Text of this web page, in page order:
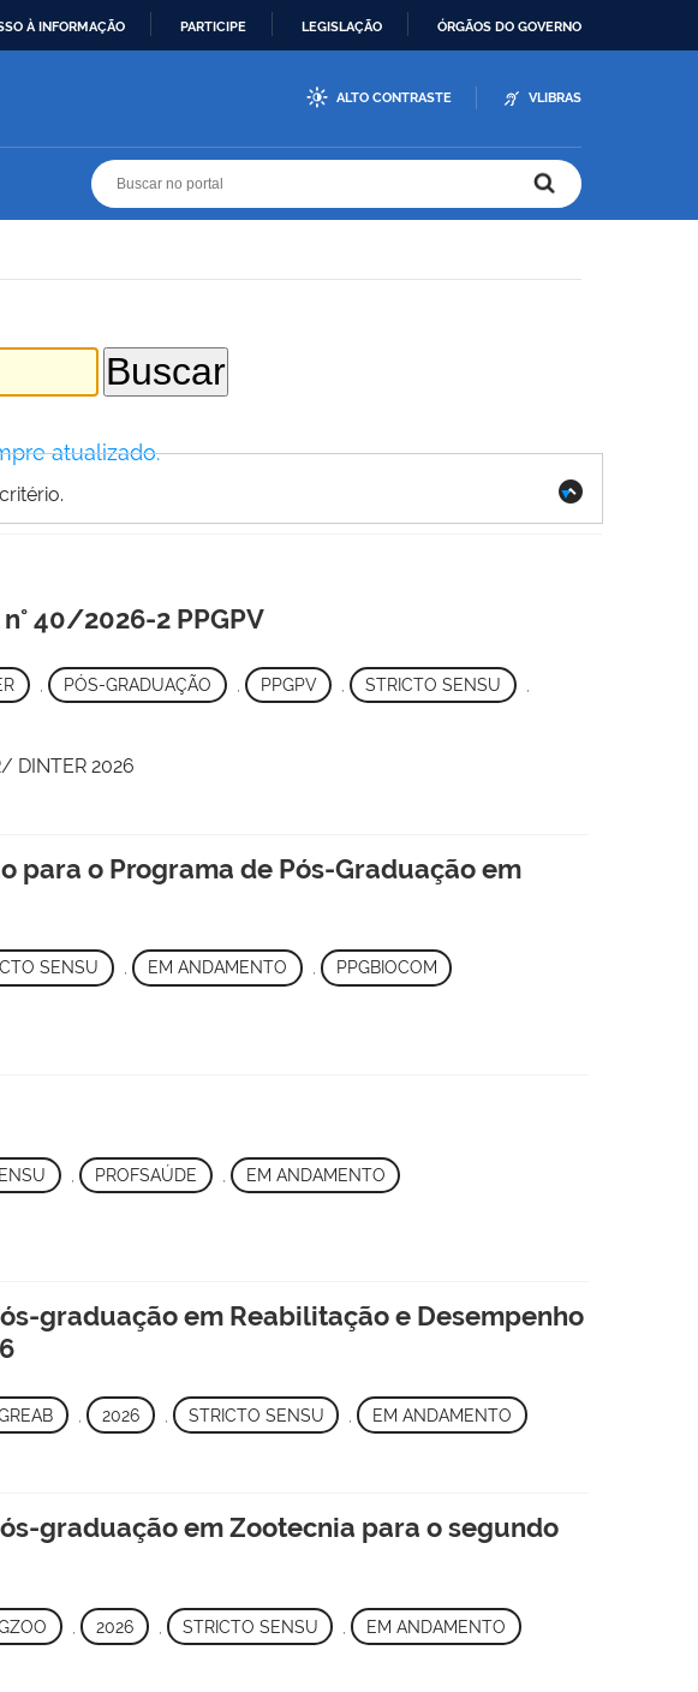
À INFORMAÇÃO PARTICIPE LEGISLAÇÃO ÓRGÃOS DO GOVERNO
ALTO CONTRASTE VLIBRAS
atualizado.
40/2026-2 PPGPV
PÓS-GRADUAÇÃO PPGPV , STRICTO SENSU
DINTER 2026
para o Programa de Pós-Graduação em
SENSU , EM ANDAMENTO , PPGBIOCOM
PROFSAÚDE EM ANDAMENTO
graduação em Reabilitação e Desempenho
2026 STRICTO SENSU , EM ANDAMENTO
graduação em Zootecnia para o segundo
2026 STRICTO SENSU , EM ANDAMENTO